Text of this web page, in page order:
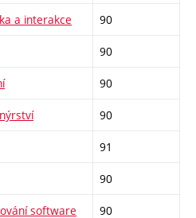
a interakce 90
90
90
90
91
90
software 90